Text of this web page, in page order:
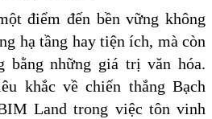
điểm đến bền vững không
hạ tầng hay tiện ích, mà còn
bằng những giá trị văn hóa.
khắc về chiến thắng Bạch
Land trong việc tôn vinh